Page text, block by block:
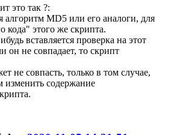
это так ?:
алгоритм MD5 или его аналоги, для
кода" этого же скрипта.
вставляется проверка на этот
он не совпадает, то скрипт
не совпасть, только в том случае,
изменить содержание